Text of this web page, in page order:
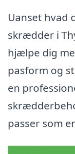
Uanset hvad
skrædder i
hjælpe dig
pasform og
en
passer som